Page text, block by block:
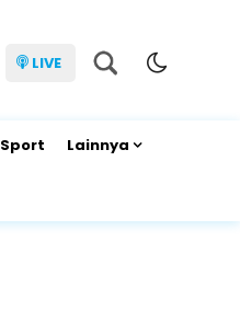
LIVE
Sport Lainnya